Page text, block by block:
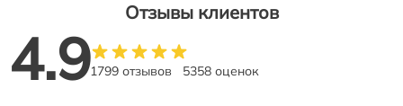
Отзывы клиентов
4.91799 отзывов 5358 оценок